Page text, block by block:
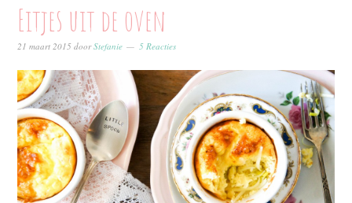
Eitjes uit de oven
21 maart 2015 doorStefanie 5 Reacties